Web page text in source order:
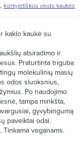
Korėjietiškos veido kaukės
kaklo kaukė su
atsiradimo ir
Praturtinta triguba
molekulinių masių
odos sluoksnius,
Po naudojimo
tampa minkšta,
gyvybingumą
paveiktai odai.
veganams.